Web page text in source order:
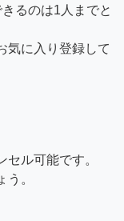
るのは1人までと
気に入り登録して
ル可能です。
。